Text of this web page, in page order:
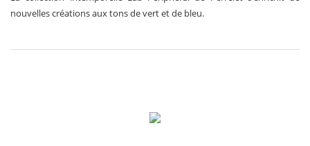
nouvelles créations aux tons de vert et de bleu.